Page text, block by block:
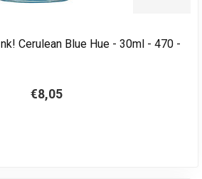
Cerulean Blue Hue - 30ml - 470 -
€8,05